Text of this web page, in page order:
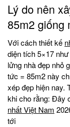
Lý do nên
85m2 giống
Với cách thiết kế
diện tích 5×17
lửng nhà đẹp nhỏ
tức = 85m2 này
xép đẹp hiện nay.
khi cho rằng: Đây
nhất Việt Nam
tới